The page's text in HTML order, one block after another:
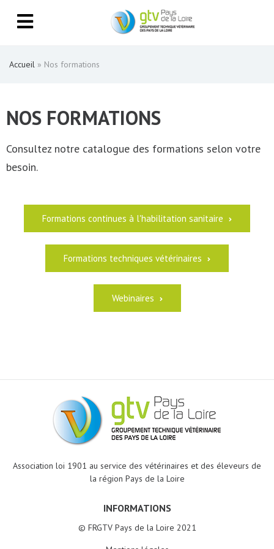
Accueil » Nos formations
NOS FORMATIONS
Consultez notre catalogue des formations selon votre
besoin.
Formations continues à l'habilitation sanitaire
Formations techniques vétérinaires
Webinaires
Association loi 1901 au service des vétérinaires et des éleveurs de
la région Pays de la Loire
INFORMATIONS
© FRGTV Pays de la Loire 2021